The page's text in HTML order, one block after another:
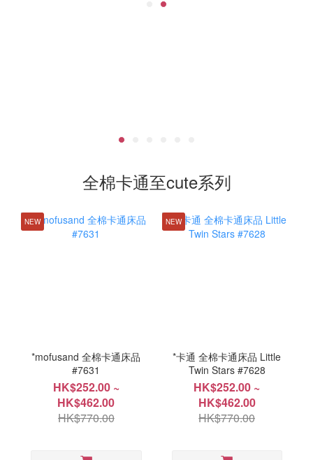
全棉卡通至cute系列
NEW
*mofusand 全棉卡通床品
#7631
HK$252.00 ~
HK$462.00
HK$770.00
NEW
*卡通 全棉卡通床品 Little
Twin Stars #7628
HK$252.00 ~
HK$462.00
HK$770.00